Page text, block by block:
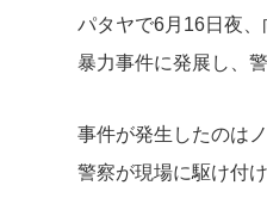
パタヤで6月16日夜
暴力事件に発展し、
事件が発生したのは
警察が現場に駆け付